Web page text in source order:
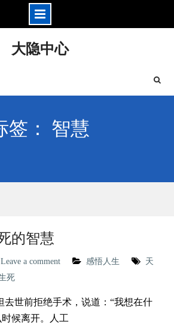
大隐中心
签： 智慧
的智慧
Leave a comment 感悟人生
天
死
去世前拒绝手术，说道：“我想在什
候离开。人工